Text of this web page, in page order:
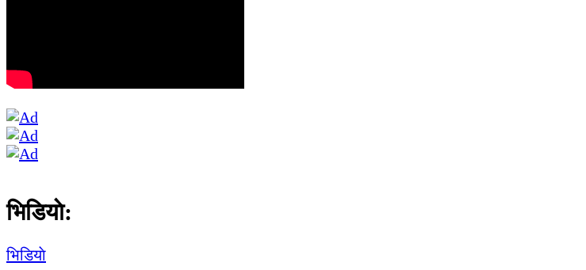
भिडियाे:
भिडियाे